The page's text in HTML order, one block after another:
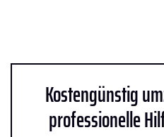
Kostengünstig
professionelle